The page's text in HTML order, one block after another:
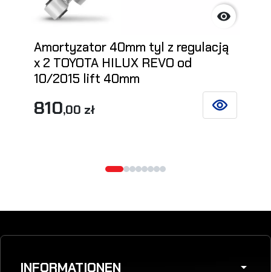

Amortyzator 40mm tyl z regulacją
x 2 TOYOTA HILUX REVO od
10/2015 lift 40mm
810,00 zł SIEHE
INFORMATIONEN arrow_drop_down